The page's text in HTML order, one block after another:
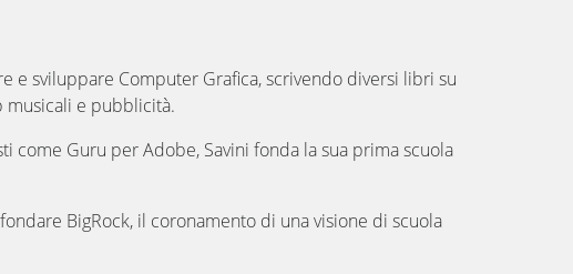
e sviluppare Computer Grafica, scrivendo diversi libri su
musicali e pubblicità.
come Guru per Adobe, Savini fonda la sua prima scuola
BigRock, il coronamento di una visione di scuola